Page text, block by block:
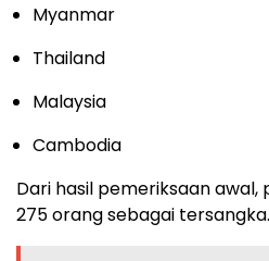
Myanmar
Thailand
Malaysia
Cambodia
Dari hasil pemeriksaan
275 orang sebagai tersangka.